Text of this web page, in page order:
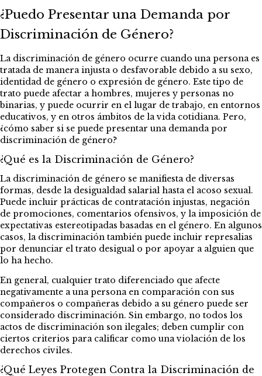
¿Puedo Presentar una Demanda por
Discriminación de Género?
La discriminación de género ocurre cuando una persona es
tratada de manera injusta o desfavorable debido a su sexo,
identidad de género o expresión de género. Este tipo de
trato puede afectar a hombres, mujeres y personas no
binarias, y puede ocurrir en el lugar de trabajo, en entornos
educativos, y en otros ámbitos de la vida cotidiana. Pero,
¿cómo saber si se puede presentar una demanda por
discriminación de género?
¿Qué es la Discriminación de Género?
La discriminación de género se manifiesta de diversas
formas, desde la desigualdad salarial hasta el acoso sexual.
Puede incluir prácticas de contratación injustas, negación
de promociones, comentarios ofensivos, y la imposición de
expectativas estereotipadas basadas en el género. En algunos
casos, la discriminación también puede incluir represalias
por denunciar el trato desigual o por apoyar a alguien que
lo ha hecho.
En general, cualquier trato diferenciado que afecte
negativamente a una persona en comparación con sus
compañeros o compañeras debido a su género puede ser
considerado discriminación. Sin embargo, no todos los
actos de discriminación son ilegales; deben cumplir con
ciertos criterios para calificar como una violación de los
derechos civiles.
¿Qué Leyes Protegen Contra la Discriminación de